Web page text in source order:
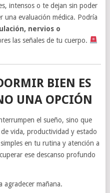
intensos o te dejan sin poder
una evaluación médica. Podría
nervios o
las señales de tu cuerpo.
BIEN ES
UNA OPCIÓN
el sueño, sino que
vida, productividad y estado
en tu rutina y atención a
ese descanso profundo
agradecer mañana.